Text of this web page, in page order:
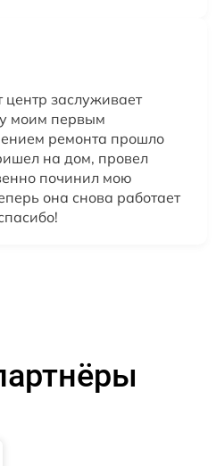
центр заслуживает
моим первым
ремонта прошло
на дом, провел
починил мою
она снова работает